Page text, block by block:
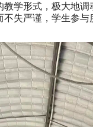
教学形式，极大地调
不失严谨，学生参与